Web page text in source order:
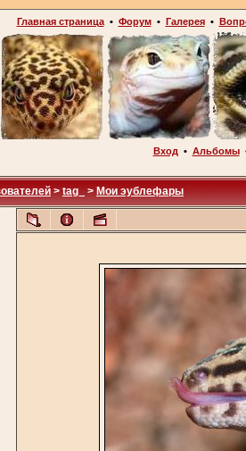
Главная страница• Форум• Галерея•
Вход • Альбомы
> tag_ > Мои эублефары